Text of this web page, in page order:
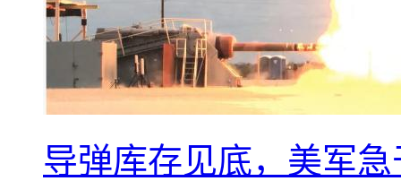
导弹库存见底，美军